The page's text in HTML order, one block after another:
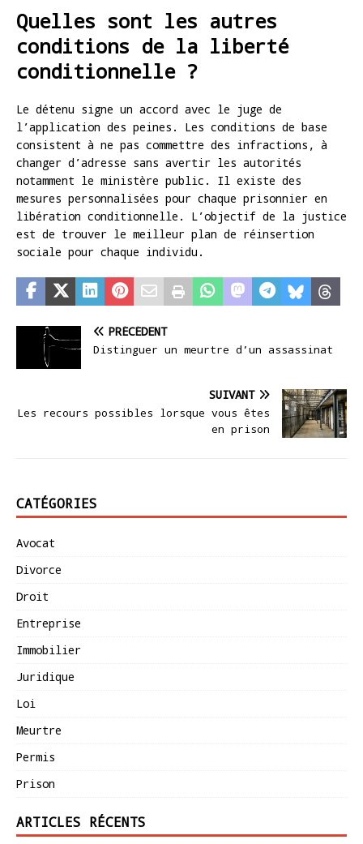
Quelles sont les autres
conditions de la liberté
conditionnelle ?
Le détenu signe un accord avec le juge de
l’application des peines. Les conditions de base
consistent à ne pas commettre des infractions, à
changer d’adresse sans avertir les autorités
notamment le ministère public. Il existe des
mesures personnalisées pour chaque prisonnier en
libération conditionnelle. L’objectif de la justice
est de trouver le meilleur plan de réinsertion
sociale pour chaque individu.
PRÉCÉDENT
Distinguer un meurtre d’un assassinat
SUIVANT
Les recours possibles lorsque vous êtes
en prison
CATÉGORIES
Avocat
Divorce
Droit
Entreprise
Immobilier
Juridique
Loi
Meurtre
Permis
Prison
ARTICLES RÉCENTS